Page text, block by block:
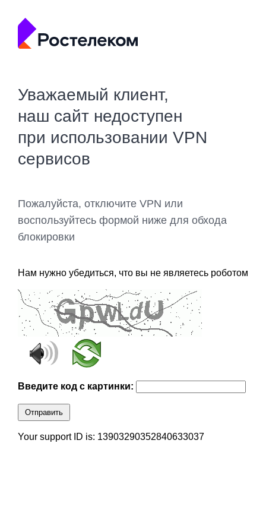
Уважаемый клиент,
наш сайт недоступен
при использовании VPN
сервисов
Пожалуйста, отключите VPN или
воспользуйтесь формой ниже для обхода
блокировки
Нам нужно убедиться, что вы не являетесь роботом
Введите код с картинки:
Отправить
Your support ID is: 13903290352840633037